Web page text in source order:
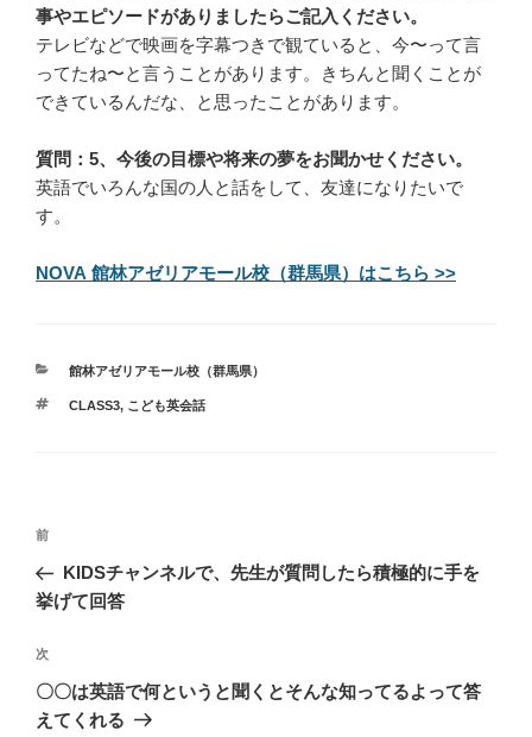
事やエピソードがありましたらご記入ください。
テレビなどで映画を字幕つきで観ていると、今〜って言
ってたね〜と言うことがあります。きちんと聞くことが
できているんだな、と思ったことがあります。
質問：5、今後の目標や将来の夢をお聞かせください。
英語でいろんな国の人と話をして、友達になりたいで
す。
NOVA 館林アゼリアモール校（群馬県）はこちら >>
カ
ゴ
館林アゼリアモール校（群馬県）
タ
CLASS3, こども英会話
投
ナ
ゲ
ー
シ
過
去
の
稿
前
KIDSチャンネルで、先生が質問したら積極的に手を
挙げて回答
次
の
投
次
〇〇は英語で何というと聞くとそんな知ってるよって答
えてくれる